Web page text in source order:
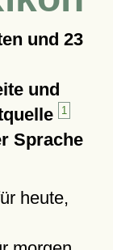
und 23
und
1
Sprache
heute,